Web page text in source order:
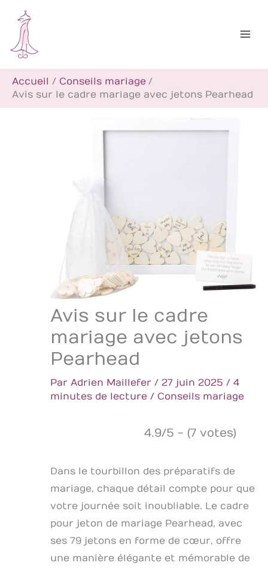
contenu
Accueil
Conseils mariage
Avis sur le cadre mariage avec jetons Pearhead
Avis sur le cadre
mariage avec jetons
Pearhead
Par Adrien Maillefer / 27 juin 2025 / 4
minutes de lecture / Conseils mariage
4.9/5 - (7 votes)
Dans le tourbillon des préparatifs de
mariage, chaque détail compte pour que
votre journée soit inoubliable. Le cadre
pour jeton de mariage Pearhead, avec
ses 79 jetons en forme de cœur, offre
une manière élégante et mémorable de
c
h
e